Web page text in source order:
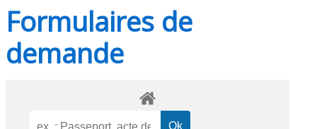
Formulaires de
demande